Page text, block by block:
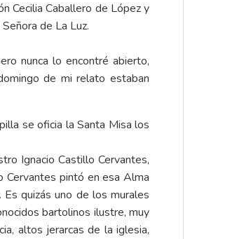
Cecilia Caballero de López y
de La Luz.
nunca lo encontré abierto,
de mi relato estaban
se oficia la Santa Misa los
Ignacio Castillo Cervantes,
Cervantes pintó en esa Alma
quizás uno de los murales
bartolinos ilustre, muy
altos jerarcas de la iglesia,